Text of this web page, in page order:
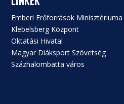
Emberi Erőforrások Minisztériuma
Klebelsberg Központ
Oktatási Hivatal
Magyar Diáksport Szövetség
Százhalombatta város